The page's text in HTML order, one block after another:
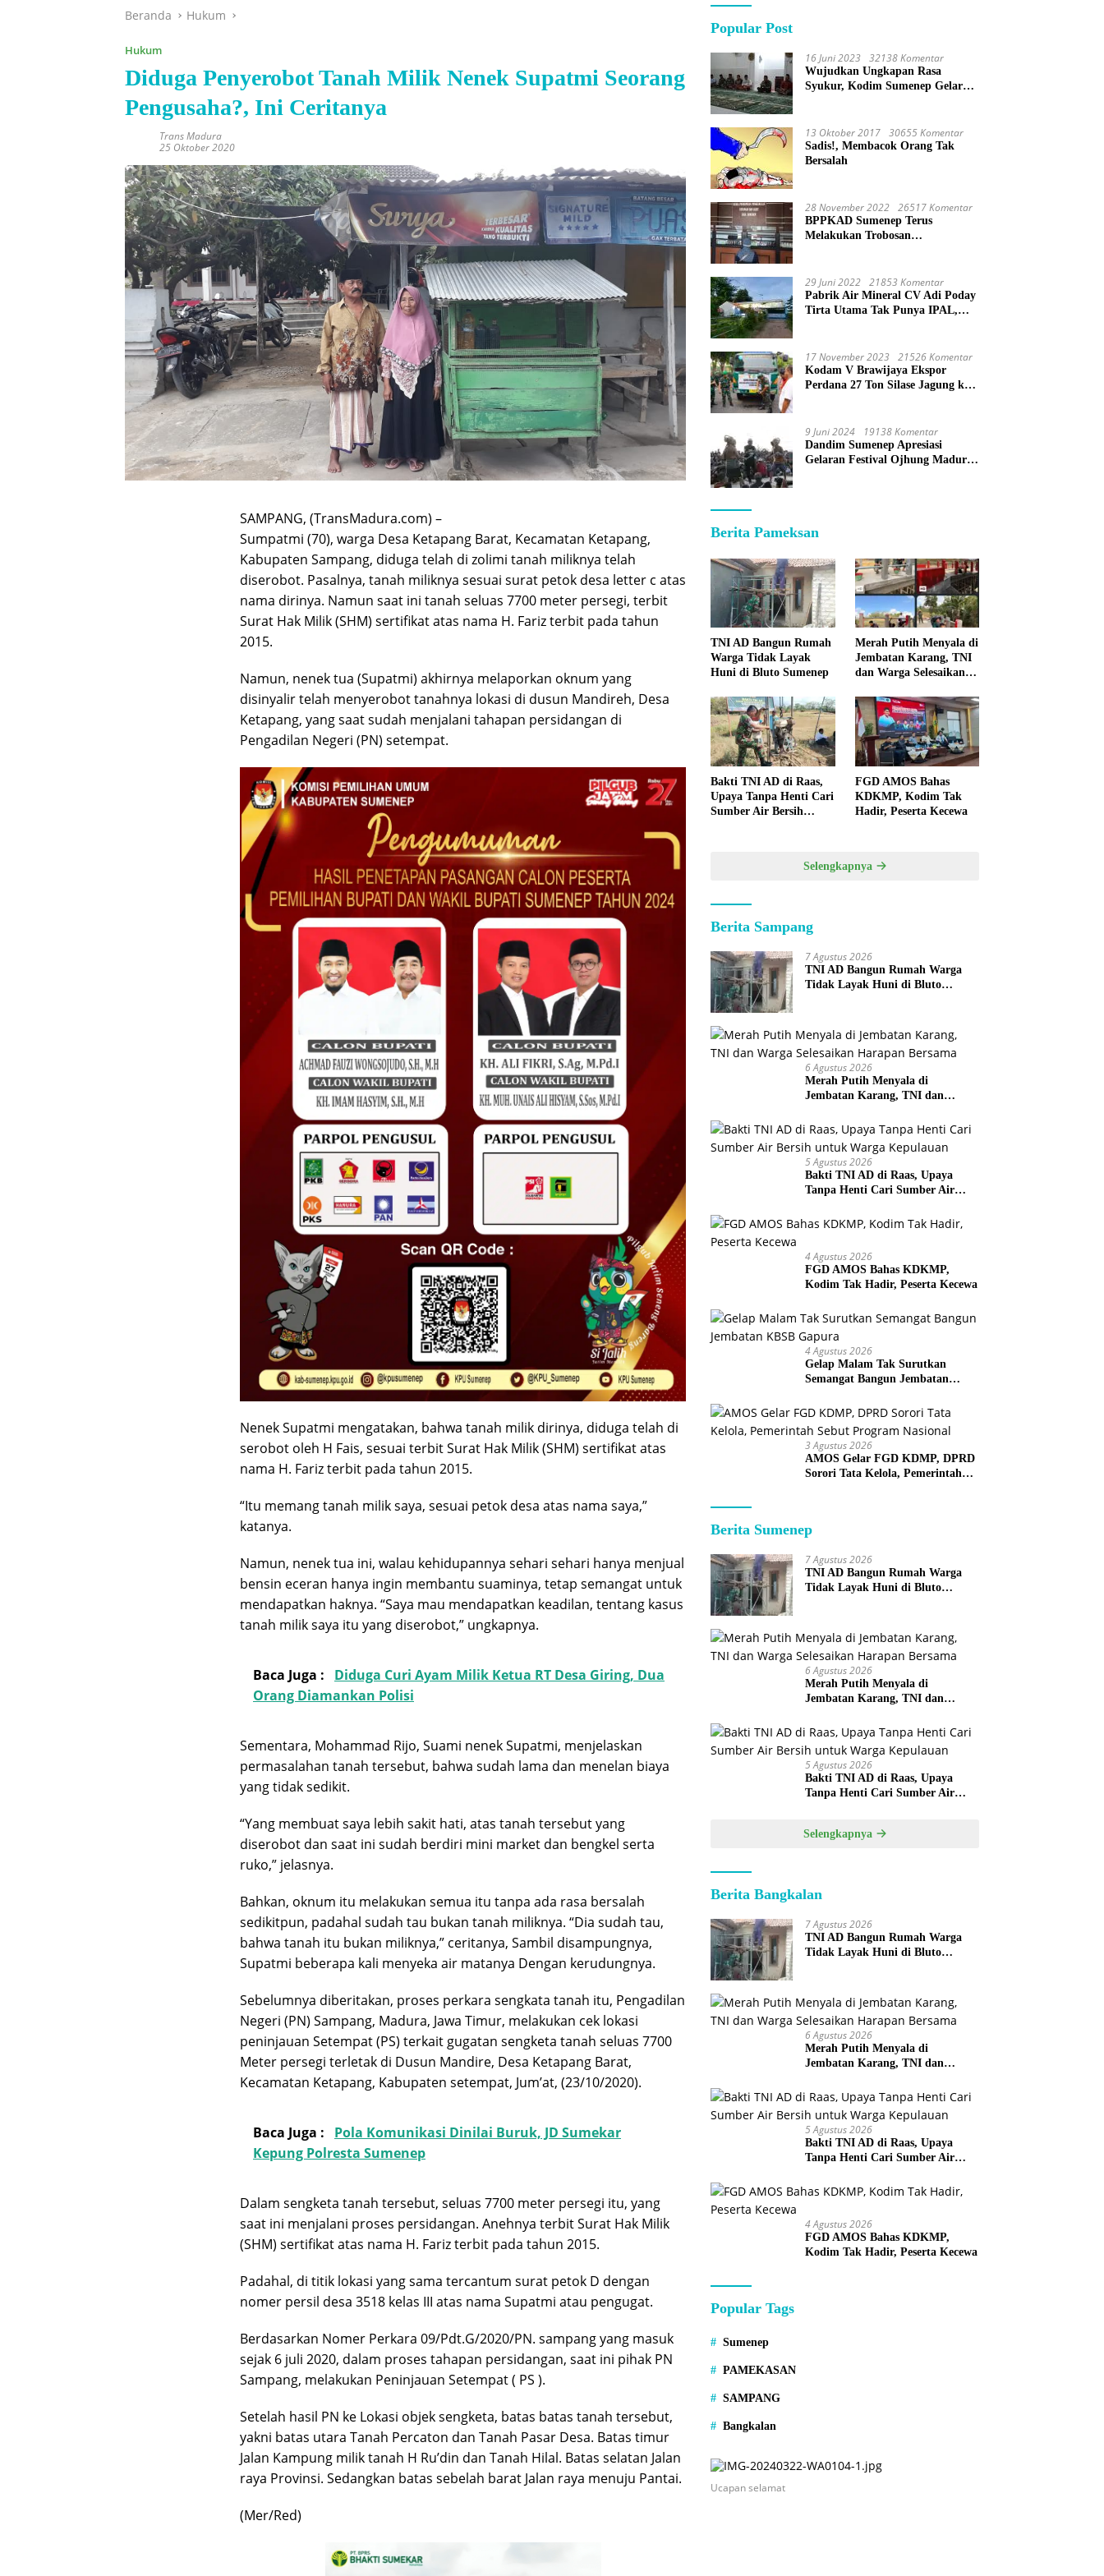
Beranda Hukum
Hukum
Diduga Penyerobot Tanah Milik Nenek Supatmi Seorang
Pengusaha?, Ini Ceritanya
Trans Madura
25 Oktober 2020
SAMPANG, (TransMadura.com) –
Sumpatmi (70), warga Desa Ketapang Barat, Kecamatan Ketapang,
Kabupaten Sampang, diduga telah di zolimi tanah miliknya telah
diserobot. Pasalnya, tanah miliknya sesuai surat petok desa letter c atas
nama dirinya. Namun saat ini tanah seluas 7700 meter persegi, terbit
Surat Hak Milik (SHM) sertifikat atas nama H. Fariz terbit pada tahun
2015.
Namun, nenek tua (Supatmi) akhirnya melaporkan oknum yang
disinyalir telah menyerobot tanahnya lokasi di dusun Mandireh, Desa
Ketapang, yang saat sudah menjalani tahapan persidangan di
Pengadilan Negeri (PN) setempat.
Nenek Supatmi mengatakan, bahwa tanah milik dirinya, diduga telah di
serobot oleh H Fais, sesuai terbit Surat Hak Milik (SHM) sertifikat atas
nama H. Fariz terbit pada tahun 2015.
“Itu memang tanah milik saya, sesuai petok desa atas nama saya,”
katanya.
Namun, nenek tua ini, walau kehidupannya sehari sehari hanya menjual
bensin eceran hanya ingin membantu suaminya, tetap semangat untuk
mendapatkan haknya. “Saya mau mendapatkan keadilan, tentang kasus
tanah milik saya itu yang diserobot,” ungkapnya.
Baca Juga :
Diduga Curi Ayam Milik Ketua RT Desa Giring, Dua
Orang Diamankan Polisi
Sementara, Mohammad Rijo, Suami nenek Supatmi, menjelaskan
permasalahan tanah tersebut, bahwa sudah lama dan menelan biaya
yang tidak sedikit.
“Yang membuat saya lebih sakit hati, atas tanah tersebut yang
diserobot dan saat ini sudah berdiri mini market dan bengkel serta
ruko,” jelasnya.
Bahkan, oknum itu melakukan semua itu tanpa ada rasa bersalah
sedikitpun, padahal sudah tau bukan tanah miliknya. “Dia sudah tau,
bahwa tanah itu bukan miliknya,” ceritanya, Sambil disampungnya,
Supatmi beberapa kali menyeka air matanya Dengan kerudungnya.
Sebelumnya diberitakan, proses perkara sengkata tanah itu, Pengadilan
Negeri (PN) Sampang, Madura, Jawa Timur, melakukan cek lokasi
peninjauan Setempat (PS) terkait gugatan sengketa tanah seluas 7700
Meter persegi terletak di Dusun Mandire, Desa Ketapang Barat,
Kecamatan Ketapang, Kabupaten setempat, Jum’at, (23/10/2020).
Baca Juga :
Pola Komunikasi Dinilai Buruk, JD Sumekar
Kepung Polresta Sumenep
Dalam sengketa tanah tersebut, seluas 7700 meter persegi itu, yang
saat ini menjalani proses persidangan. Anehnya terbit Surat Hak Milik
(SHM) sertifikat atas nama H. Fariz terbit pada tahun 2015.
Padahal, di titik lokasi yang sama tercantum surat petok D dengan
nomer persil desa 3518 kelas III atas nama Supatmi atau pengugat.
Berdasarkan Nomer Perkara 09/Pdt.G/2020/PN. sampang yang masuk
sejak 6 juli 2020, dalam proses tahapan persidangan, saat ini pihak PN
Sampang, melakukan Peninjauan Setempat ( PS ).
Setelah hasil PN ke Lokasi objek sengketa, batas batas tanah tersebut,
yakni batas utara Tanah Percaton dan Tanah Pasar Desa. Batas timur
Jalan Kampung milik tanah H Ru’din dan Tanah Hilal. Batas selatan Jalan
raya Provinsi. Sedangkan batas sebelah barat Jalan raya menuju Pantai.
(Mer/Red)
Popular Post
16 Juni 2023 32138 Komentar
Wujudkan Ungkapan Rasa
Syukur, Kodim Sumenep Gelar
13 Oktober 2017 30655 Komentar
Sadis!, Membacok Orang Tak
Bersalah
28 November 2022 26517 Komentar
BPPKAD Sumenep Terus
Melakukan Trobosan
29 Juni 2022 21853 Komentar
Pabrik Air Mineral CV Adi Poday
Tirta Utama Tak Punya IPAL,
17 November 2023 21526 Komentar
Kodam V Brawijaya Ekspor
Perdana 27 Ton Silase Jagung ke
9 Juni 2024 19138 Komentar
Dandim Sumenep Apresiasi
Gelaran Festival Ojhung Madura
Berita Pameksan
TNI AD Bangun Rumah
Warga Tidak Layak
Huni di Bluto Sumenep
Merah Putih Menyala di
Jembatan Karang, TNI
dan Warga Selesaikan
Bakti TNI AD di Raas,
Upaya Tanpa Henti Cari
Sumber Air Bersih
FGD AMOS Bahas
KDKMP, Kodim Tak
Hadir, Peserta Kecewa
Selengkapnya
Berita Sampang
7 Agustus 2026
TNI AD Bangun Rumah Warga
Tidak Layak Huni di Bluto
6 Agustus 2026
Merah Putih Menyala di
Jembatan Karang, TNI dan
Bersama
5 Agustus 2026
Bakti TNI AD di Raas, Upaya
Tanpa Henti Cari Sumber Air
4 Agustus 2026
FGD AMOS Bahas KDKMP,
Kodim Tak Hadir, Peserta Kecewa
4 Agustus 2026
Gelap Malam Tak Surutkan
Semangat Bangun Jembatan
3 Agustus 2026
AMOS Gelar FGD KDMP, DPRD
Sorori Tata Kelola, Pemerintah
Berita Sumenep
7 Agustus 2026
TNI AD Bangun Rumah Warga
Tidak Layak Huni di Bluto
6 Agustus 2026
Merah Putih Menyala di
Jembatan Karang, TNI dan
Bersama
5 Agustus 2026
Bakti TNI AD di Raas, Upaya
Tanpa Henti Cari Sumber Air
Selengkapnya
Berita Bangkalan
7 Agustus 2026
TNI AD Bangun Rumah Warga
Tidak Layak Huni di Bluto
6 Agustus 2026
Merah Putih Menyala di
Jembatan Karang, TNI dan
Bersama
5 Agustus 2026
Bakti TNI AD di Raas, Upaya
Tanpa Henti Cari Sumber Air
4 Agustus 2026
FGD AMOS Bahas KDKMP,
Kodim Tak Hadir, Peserta Kecewa
Popular Tags
Sumenep
PAMEKASAN
SAMPANG
Bangkalan
Ucapan selamat